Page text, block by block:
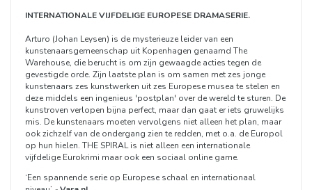
INTERNATIONALE VIJFDELIGE EUROPESE DRAMASERIE.
Arturo (Johan Leysen) is de mysterieuze leider van een
kunstenaarsgemeenschap uit Kopenhagen genaamd The
Warehouse, die berucht is om zijn gewaagde acties tegen de
gevestigde orde. Zijn laatste plan is om samen met zes jonge
kunstenaars zes kunstwerken uit zes Europese musea te stelen en
deze middels een ingenieus 'postplan' over de wereld te sturen. De
kunstroven verlopen bijna perfect, maar dan gaat er iets gruwelijks
mis. De kunstenaars moeten vervolgens niet alleen het plan, maar
ook zichzelf van de ondergang zien te redden, met o.a. de Europol
op hun hielen. THE SPIRAL is niet alleen een internationale
vijfdelige Eurokrimi maar ook een sociaal online game.
‘Een spannende serie op Europese schaal en internationaal